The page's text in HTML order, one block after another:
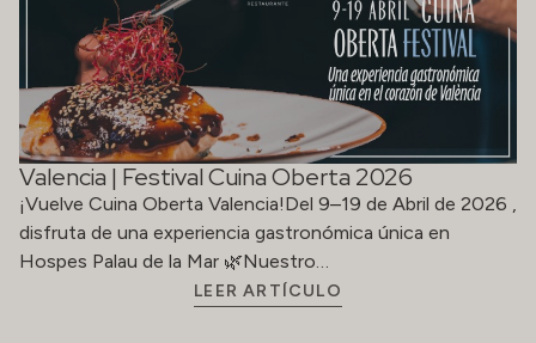
Hospes Palau de la Mar 🌿Nuestro…
LEER ARTÍCULO